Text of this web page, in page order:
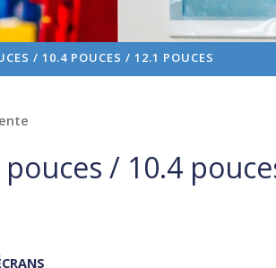
/ 10.4 POUCES / 12.1 POUCES
/ 10.4